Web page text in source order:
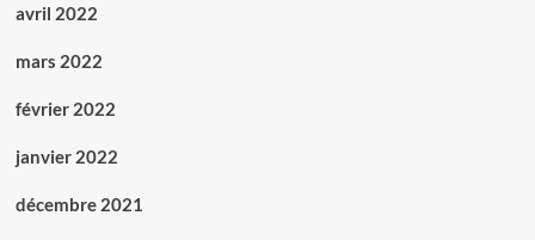
avril 2022
mars 2022
février 2022
janvier 2022
décembre 2021